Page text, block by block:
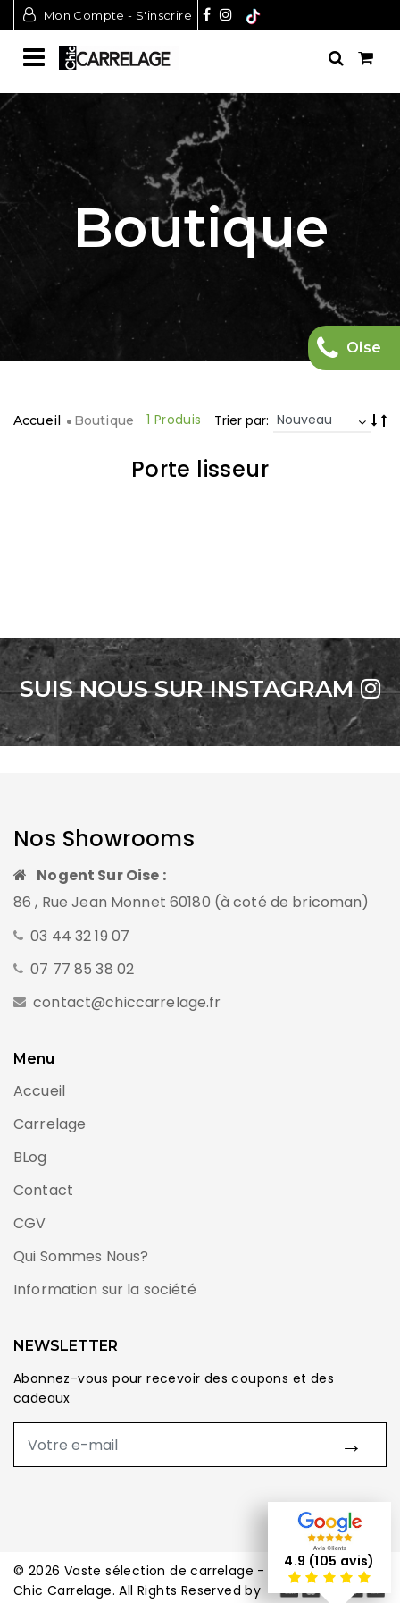
Mon Compte - S'inscrire
Oise
Boutique
Accueil Boutique 1 Produis Trier par:
Porte lisseur
SUIS NOUS SUR INSTAGRAM
Nos Showrooms
Nogent Sur Oise :
86 , Rue Jean Monnet 60180 (à coté de bricoman)
03 44 32 19 07
07 77 85 38 02
contact@chiccarrelage.fr
Menu
Accueil
Carrelage
BLog
Contact
CGV
Qui Sommes Nous?
Information sur la société
NEWSLETTER
Abonnez-vous pour recevoir des coupons et des
cadeaux
→
© 2026 Vaste sélection de carrelage -
Chic Carrelage. All Rights Reserved by
4.9 (105 avis)